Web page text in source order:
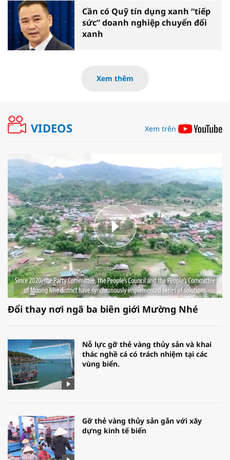
Cần có Quỹ tín dụng xanh “tiếp
sức” doanh nghiệp chuyển đổi
xanh
Xem thêm
VIDEOS Xem trên
Đổi thay nơi ngã ba biên giới Mường Nhé
Nỗ lực gỡ thẻ vàng thủy sản và khai
thác nghề cá có trách nhiệm tại các
vùng biển.
Gỡ thẻ vàng thủy sản gắn với xây
dựng kinh tế biển